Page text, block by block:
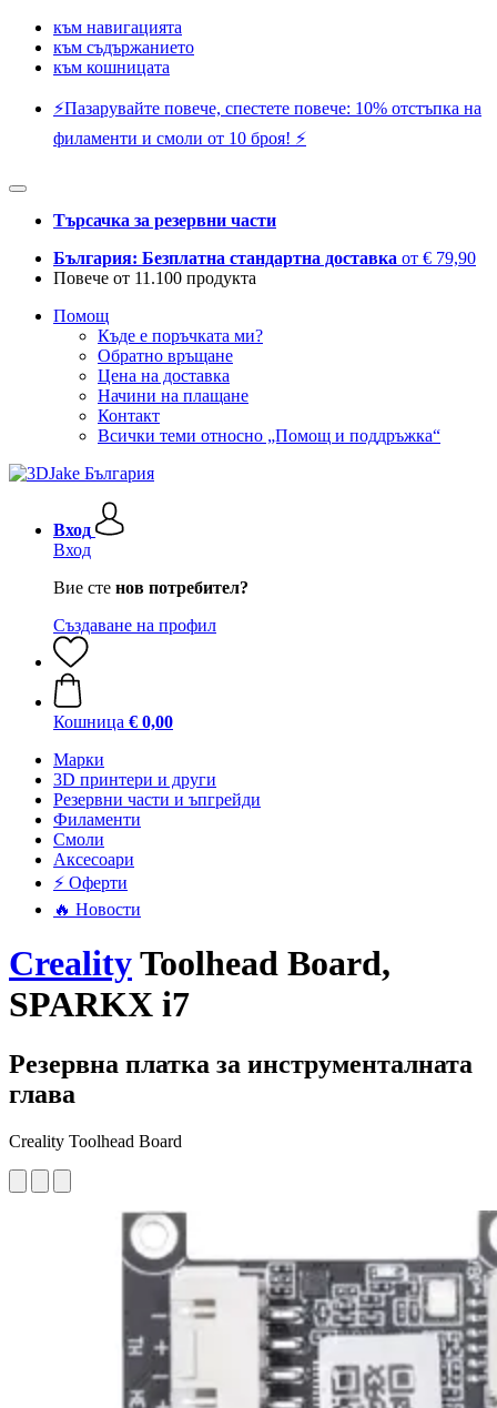
към навигацията
към съдържанието
към кошницата
⚡️Пазарувайте повече, спестете повече: 10% отстъпка на
филаменти и смоли от 10 броя! ⚡️
Търсачка за резервни части
България: Безплатна стандартна доставка от € 79,90
Повече от 11.100 продукта
Помощ
Къде е поръчката ми?
Обратно връщане
Цена на доставка
Начини на плащане
Контакт
Всички теми относно „Помощ и поддръжка“
Вход
Вход
Вие сте нов потребител?
Създаване на профил
Кошница € 0,00
Mарки
3D принтери и други
Резервни части и ъпгрейди
Филаменти
Смоли
Аксесоари
⚡ Оферти
🔥 Новости
CrealityToolhead Board,
SPARKX i7
Резервна платка за инструменталната
глава
Creality Toolhead Board